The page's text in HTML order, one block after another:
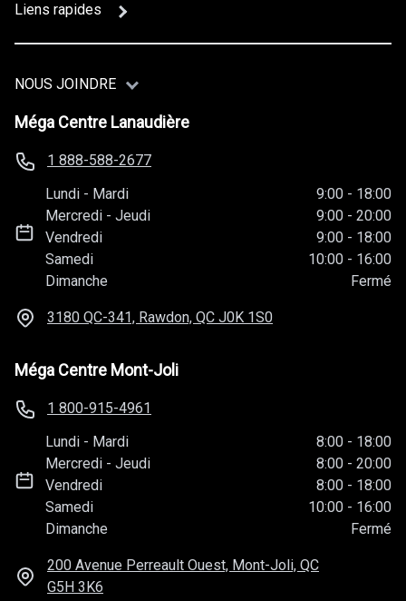
Liens rapides
NOUS JOINDRE
Méga Centre Lanaudière
1 888-588-2677
Lundi - Mardi 9:00 - 18:00
Mercredi -Jeudi 9:00 - 20:00
Vendredi
9:00 - 18:00
Samedi
10:00 - 16:00
Dimanche
Fermé
3180 QC-341, Rawdon, QC J0K 1S0
Méga Centre Mont-Joli
1 800-915-4961
Lundi - Mardi 8:00 - 18:00
Mercredi -Jeudi 8:00 - 20:00
Vendredi
8:00 - 18:00
Samedi
10:00 - 16:00
Dimanche
Fermé
200 Avenue Perreault Ouest, Mont-Joli, QC
G5H 3K6